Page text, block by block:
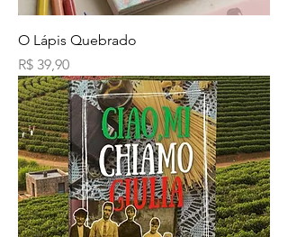
O Lápis Quebrado
Preço
R$ 39,90